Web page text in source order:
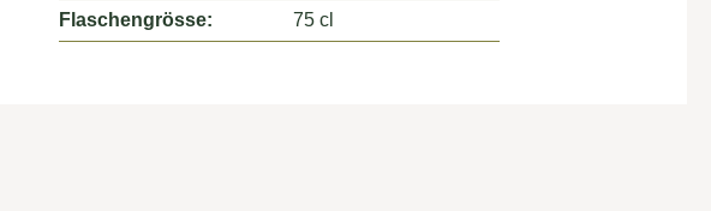
Flaschengrösse: 75 cl